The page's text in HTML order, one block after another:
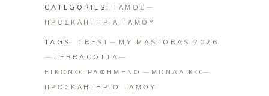
CATEGORIES: ΓΑΜΟΣ
ΠΡΟΣΚΛΗΤΗΡΙΑ ΓΑΜΟΥ
TAGS: CREST
MY MASTORAS 2026
TERRACOTTA
ΕΙΚΟΝΟΓΡΑΦΗΜΕΝΟ
ΜΟΝΑΔΙΚΟ
ΠΡΟΣΚΛΗΤΗΡΙΟ ΓΑΜΟΥ